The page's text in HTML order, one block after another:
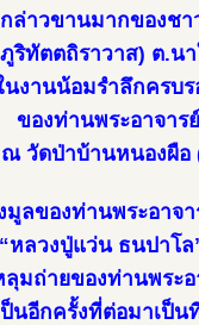
ล่าวขานมากของช
ริทัตตถิราวาส) ต.น
นงานน้อมรำลึกคร
ของท่านพระอาจาร
ณ วัดป่าบ้านหนองผือ
มูลของท่านพระอาจ
หลวงปู่แว่น ธนปาโ
มถ่ายของท่านพระ
ป็นอีกครั้งที่ต่อมาเป็น